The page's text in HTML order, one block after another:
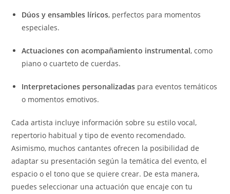
Dúos y ensambles líricos, perfectos para momentos
especiales.
Actuaciones con acompañamiento instrumental, como
piano o cuarteto de cuerdas.
Interpretaciones personalizadas para eventos temáticos
o momentos emotivos.
Cada artista incluye información sobre su estilo vocal,
repertorio habitual y tipo de evento recomendado.
Asimismo, muchos cantantes ofrecen la posibilidad de
adaptar su presentación según la temática del evento, el
espacio o el tono que se quiere crear. De esta manera,
puedes seleccionar una actuación que encaje con tu